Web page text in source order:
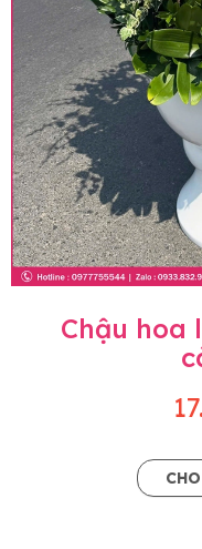
Chậu hoa